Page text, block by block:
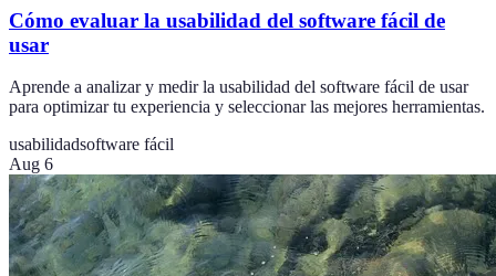
Cómo evaluar la usabilidad del software fácil de
usar
Aprende a analizar y medir la usabilidad del software fácil de usar
para optimizar tu experiencia y seleccionar las mejores herramientas.
usabilidadsoftware fácil
Aug 6